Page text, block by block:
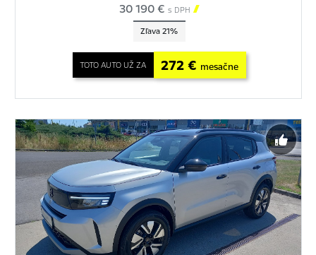
30 190 € s DPH 
Zľava 21%
TOTO AUTO UŽ ZA 272 € mesačne